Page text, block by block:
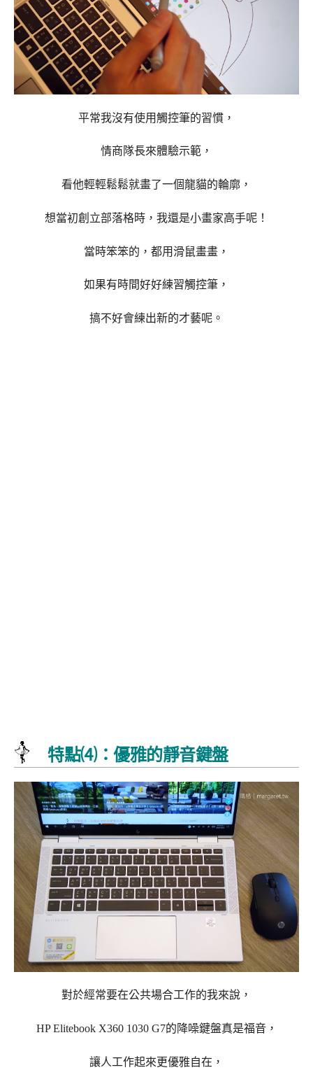
平常我沒有使用觸控筆的習慣，
情商隊長來體驗示範，
看他輕輕鬆鬆就畫了一個龍貓的輪廓，
想當初創立部落格時，我還是小畫家高手呢！
當時笨笨的，都用滑鼠畫畫，
如果有時間好好練習觸控筆，
搞不好會練出新的才藝呢。
特點⑷：優雅的靜音鍵盤
對於經常要在公共場合工作的我來說，
HP Elitebook X360 1030 G7的降噪鍵盤真是福音，
讓人工作起來更優雅自在，